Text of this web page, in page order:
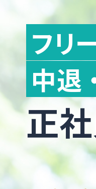
フリ
中退
正